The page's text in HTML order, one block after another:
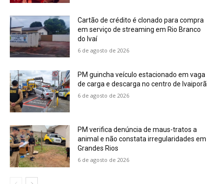
Cartão de crédito é clonado para compra
em serviço de streaming em Rio Branco
do Ivaí
6 de agosto de 2026
PM guincha veículo estacionado em vaga
de carga e descarga no centro de Ivaiporã
6 de agosto de 2026
PM verifica denúncia de maus-tratos a
animal e não constata irregularidades em
Grandes Rios
6 de agosto de 2026